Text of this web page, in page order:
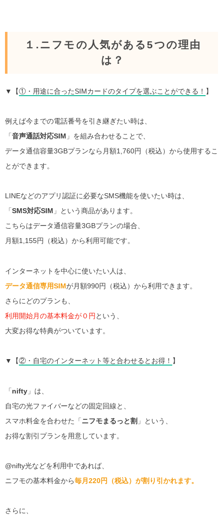
１.ニフモの人気がある5つの理由
は？
▼【①・用途に合ったSIMカードのタイプを選ぶことができる！ 】
例えば今までの電話番号を引き継ぎたい時は、
「音声通話対応SIM 」を組み合わせることで、
データ通信容量3GBプランなら月額1,760円（税込）から使用するこ
とができます。
LINEなどのアプリ認証に必要なSMS機能を使いたい時は、
「SMS対応SIM 」という商品があります。
こちらはデータ通信容量3GBプランの場合、
月額1,155円（税込）から利用可能です。
インターネットを中心に使いたい人は、
データ通信専用SIMが月額990円（税込）から利用できます。
さらにどのプランも、
利用開始月の基本料金が０円 という、
大変お得な特典がついています。
▼【②・自宅のインターネット等と合わせるとお得！ 】
「nifty 」は、
自宅の光ファイバーなどの固定回線と、
スマホ料金を合わせた「ニフモまるっと割 」という、
お得な割引プランを用意しています。
@nifty光などを利用中であれば、
ニフモの基本料金から毎月220円（税込）が割り引かれます。
さらに、